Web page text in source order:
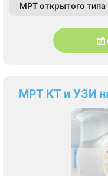
МРТ открытого типа
МРТ КТ и УЗИ